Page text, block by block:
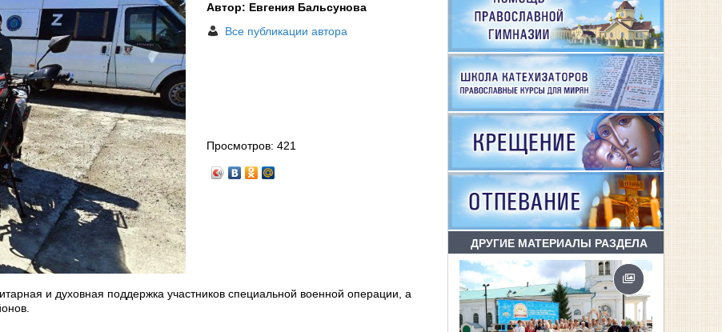
Автор: Евгения Бальсунова
Все публикации автора
Просмотров:421
и духовная поддержка участников специальной военной операции, а
ДРУГИЕ МАТЕРИАЛЫ РАЗДЕЛА